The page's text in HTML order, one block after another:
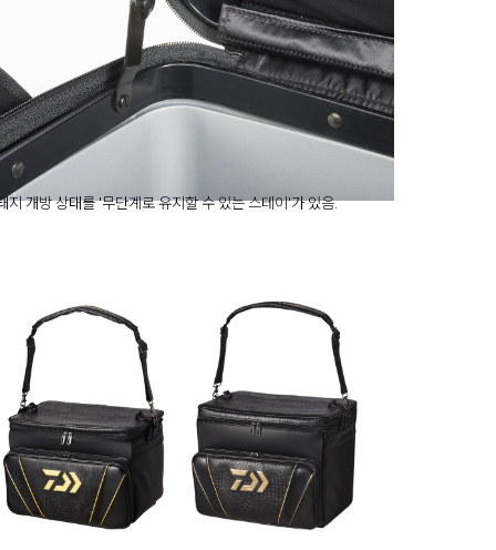
지 개방 상태를 '무단계로 유지할 수 있는 스테이'가 있음.